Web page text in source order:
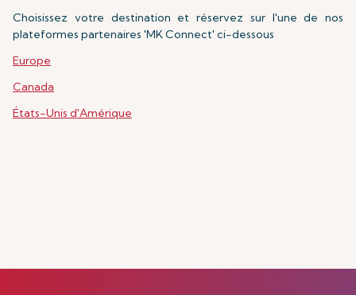
Choisissez votre destination et réservez sur l'une de nos
plateformes partenaires 'MK Connect' ci-dessous
Europe
Canada
États-Unis d'Amérique